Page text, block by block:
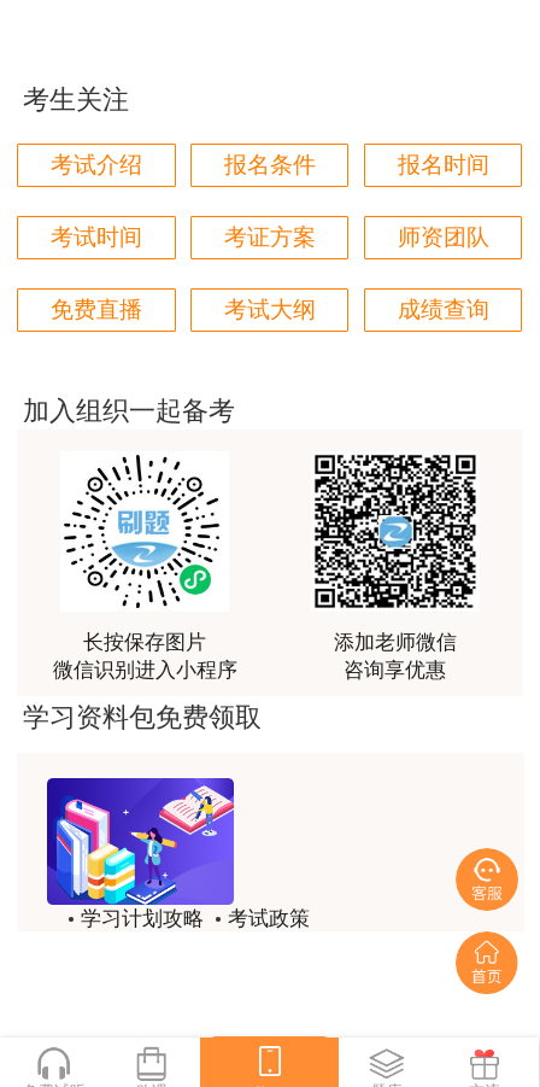
（3）本人学历、学位证书（境内高等教育学
历学位信息无法通过在线自动核验的，应在报名前
及时登录中国高等教育学生信息网（学信网）进行
验证/认证，下载打印相关PDF格式在线验证/认证
报告）；
（4）所在单位出具的从事工程咨询业务年限
（5）报考级别为免2科的报考人员还应提供
秀工程勘察设计奖项目的主要完成人证明，或提供
通过全国统一考试取得工程技术类职业资格证书。
上述证件、证书均需提供原件和复印件各1份。
报考人员核查前，可自行修改报考信息；核查
后不能进行修改。修改报考信息将自动取消报名信
息确认状态，请谨慎操作。请报考人员严格按照流
程和提示进行操作，并注意查看“全国专业技术人
凡在核查中发现有不符合报考条件者，应当即
取消其报考资格；对弄虚作假者，按有关规定严肃
处理。
按照《中国工程咨询协会关于咨询工程师（投
资）职业资格考试有关问题的说明》（中咨协资信
jiangdehenhao,verygood
用户m4****68
别是财务评价那个章节，深入浅出，强化训练，效果
很好。
用户m4****68
用户m5****88
全网咨询考试讲课最好的老师，我们同事好几个都是
听他的课过的！
用户m9****18
客户回复迅速，热心解答，购买体验很不错。
讲得好
用户m0****66
用户m8****66
非常好的开学破冰讲义！认真对待，无限可能!
用户c2****r6
林轩老师是一个好老师，给我留下了深刻的影响
考生关注
考试介绍 报名条件 报名时间
考试时间 考证方案 师资团队
免费直播 考试大纲 成绩查询
加入组织一起备考
长按保存图片
微信识别进入小程序
添加老师微信
咨询享优惠
学习资料包免费领取
学习计划攻略
考试政策